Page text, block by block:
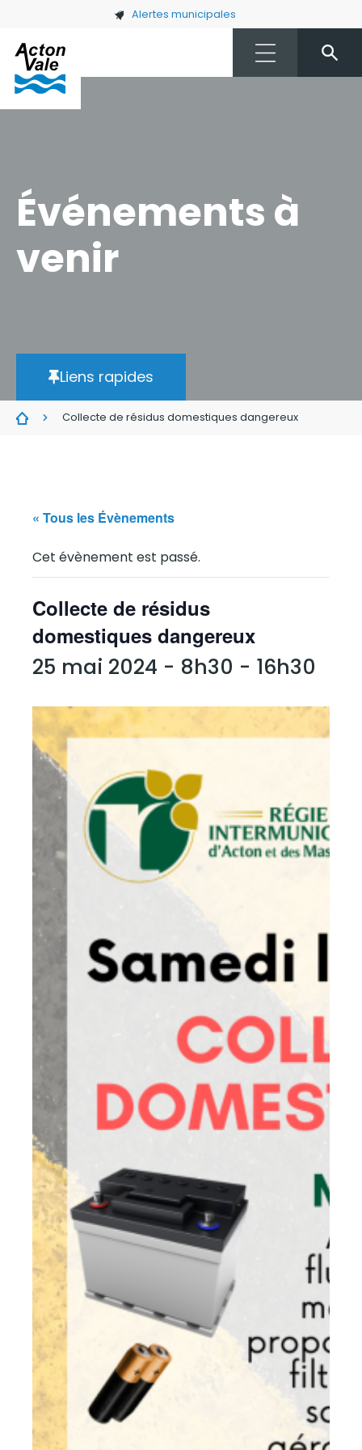
Skip to main content Alertes municipales
Événements à
venir
Liens rapides
Collecte de résidus domestiques dangereux
« Tous les Évènements
Cet évènement est passé.
Collecte de résidus
domestiques dangereux
25 mai 2024 - 8h30 - 16h30